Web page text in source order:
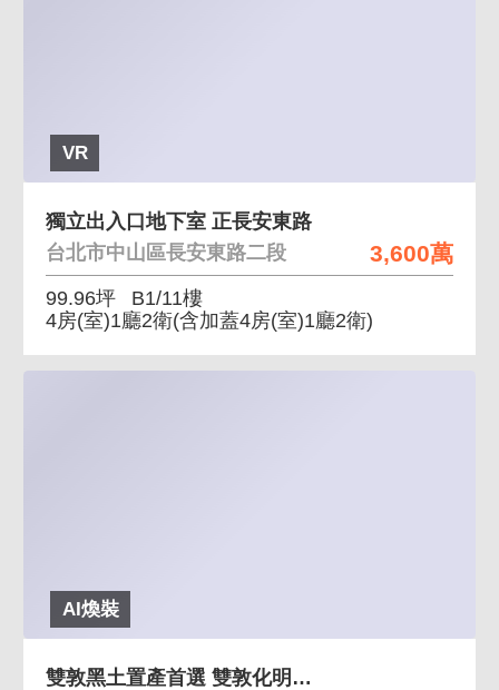
VR
3,600萬
獨立出入口地下室 正長安東路
台北市中山區長安東路二段
99.96坪
B1/11樓
4房(室)1廳2衛(含加蓋4房(室)1廳2衛)
AI煥裝
雙敦黑土置產首選 雙敦化明星學區穩定收租土地大